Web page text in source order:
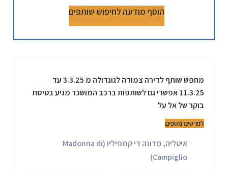
הוסף מודעה לחיפוש שותפים
מחפש שותף לדירה צמודה לגונדולה מ 3.3.25 עד
11.3.25 אפשרי גם לשותפות ברכב המושכר מגיע בטיסת
בוקר של אל על
לפרטים נוספים
איטליה,
מדונה די קמפיליו (Madonna di
Campiglio)